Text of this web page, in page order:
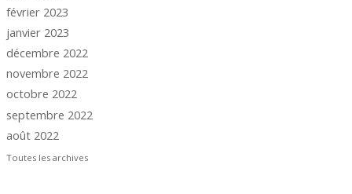
février 2023
janvier 2023
décembre 2022
novembre 2022
octobre 2022
septembre 2022
août 2022
Toutes les archives